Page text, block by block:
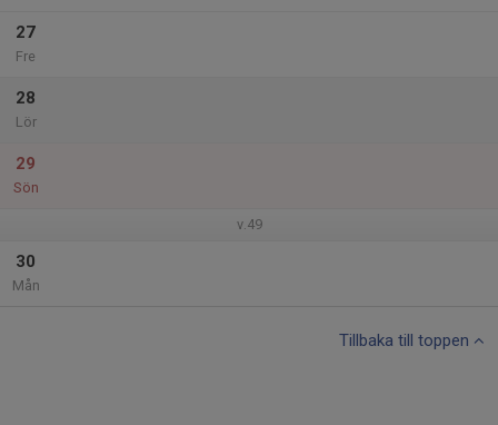
27
Fre
28
Lör
29
Sön
v.49
30
Mån
Tillbaka till toppen